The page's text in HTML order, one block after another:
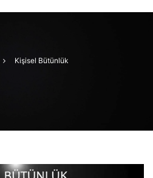
Kişisel Bütünlük